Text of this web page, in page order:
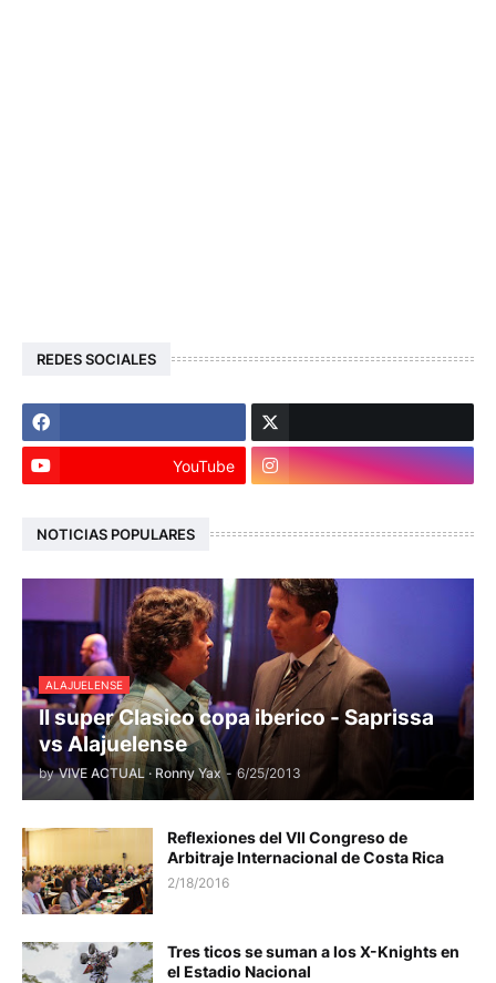
REDES SOCIALES
YouTube
NOTICIAS POPULARES
ALAJUELENSE
II super Clasico copa iberico - Saprissa
vs Alajuelense
by VIVE ACTUAL · Ronny Yax - 6/25/2013
Reflexiones del VII Congreso de
Arbitraje Internacional de Costa Rica
2/18/2016
Tres ticos se suman a los X-Knights en
el Estadio Nacional